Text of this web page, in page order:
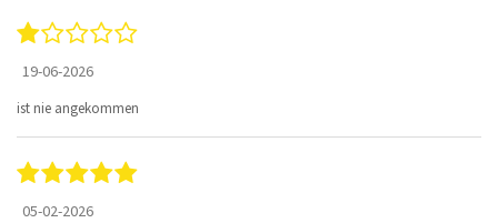
19-06-2026
ist nie angekommen
05-02-2026